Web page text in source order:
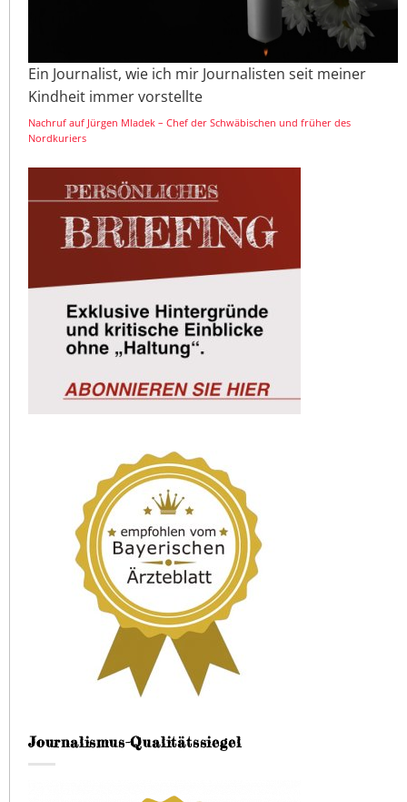
Ein Journalist, wie ich mir Journalisten seit meiner
Kindheit immer vorstellte
Nachruf auf Jürgen Mladek – Chef der Schwäbischen und früher des
Nordkuriers
Journalismus-Qualitätssiegel